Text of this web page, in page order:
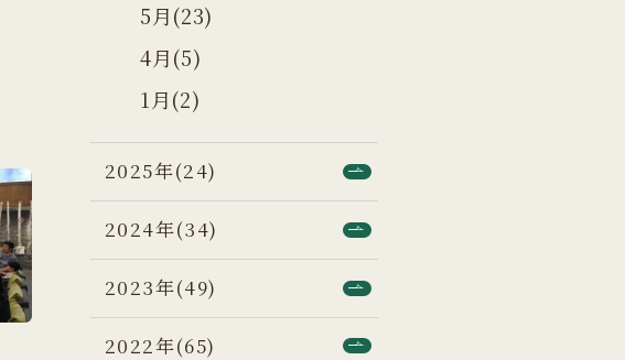
5月(23)
4月(5)
1月(2)
2025年(24)
2024年(34)
2023年(49)
2022年(65)